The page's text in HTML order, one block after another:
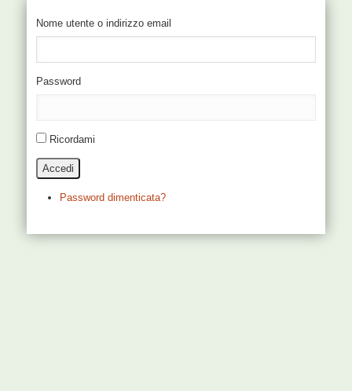
Nome utente o indirizzo email
Password
Ricordami
Accedi
Password dimenticata?